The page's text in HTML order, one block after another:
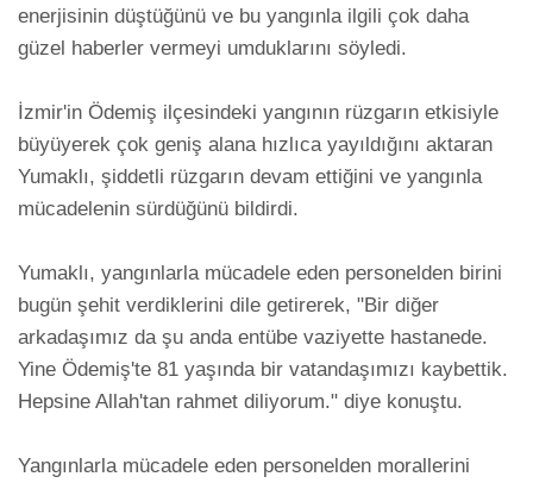
enerjisinin düştüğünü ve bu yangınla ilgili çok daha
güzel haberler vermeyi umduklarını söyledi.
İzmir'in Ödemiş ilçesindeki yangının rüzgarın etkisiyle
büyüyerek çok geniş alana hızlıca yayıldığını aktaran
Yumaklı, şiddetli rüzgarın devam ettiğini ve yangınla
mücadelenin sürdüğünü bildirdi.
Yumaklı, yangınlarla mücadele eden personelden birini
bugün şehit verdiklerini dile getirerek, "Bir diğer
arkadaşımız da şu anda entübe vaziyette hastanede.
Yine Ödemiş'te 81 yaşında bir vatandaşımızı kaybettik.
Hepsine Allah'tan rahmet diliyorum." diye konuştu.
Yangınlarla mücadele eden personelden morallerini